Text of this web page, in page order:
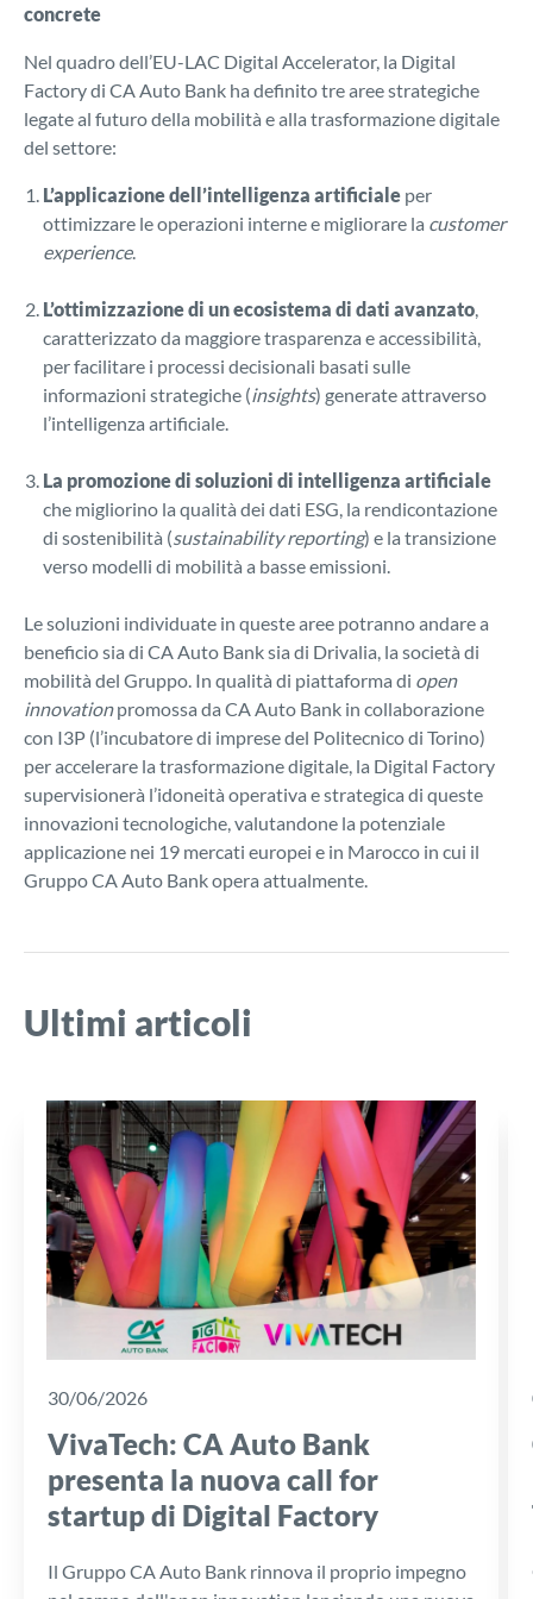
concrete
Nel quadro dell’EU-LAC Digital Accelerator, la Digital
Factory di CA Auto Bank ha definito tre aree strategiche
legate al futuro della mobilità e alla trasformazione digitale
del settore:
L’applicazione dell’intelligenza artificiale per
ottimizzare le operazioni interne e migliorare la customer
experience.
L’ottimizzazione di un ecosistema di dati avanzato,
caratterizzato da maggiore trasparenza e accessibilità,
per facilitare i processi decisionali basati sulle
informazioni strategiche (insights) generate attraverso
l’intelligenza artificiale.
La promozione di soluzioni di intelligenza artificiale
che migliorino la qualità dei dati ESG, la rendicontazione
di sostenibilità (sustainability reporting) e la transizione
verso modelli di mobilità a basse emissioni.
Le soluzioni individuate in queste aree potranno andare a
beneficio sia di CA Auto Bank sia di Drivalia, la società di
mobilità del Gruppo. In qualità di piattaforma di open
innovationpromossa da CA Auto Bank in collaborazione
con I3P (l’incubatore di imprese del Politecnico di Torino)
per accelerare la trasformazione digitale, la Digital Factory
supervisionerà l’idoneità operativa e strategica di queste
innovazioni tecnologiche, valutandone la potenziale
applicazione nei 19 mercati europei e in Marocco in cui il
Gruppo CA Auto Bank opera attualmente.
Ultimi articoli
30/06/2026
VivaTech: CA Auto Bank
presenta la nuova call for
startup di Digital Factory
Il Gruppo CA Auto Bank rinnova il proprio impegno